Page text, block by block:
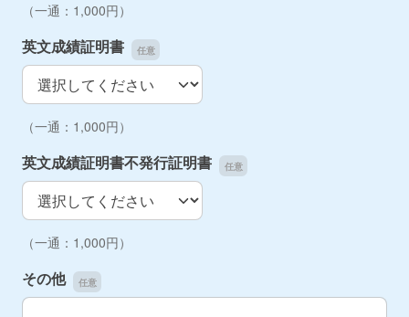
（一通：1,000円）
英文成績証明書
英文成績証明書
（一通：1,000円）
英文成績証明書不発行証明書
英文成績証明書不発行証明書
（一通：1,000円）
その他
その他